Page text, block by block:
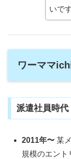
いです
ワーママ
派遣社員時代
2011年〜 某
規模のエント